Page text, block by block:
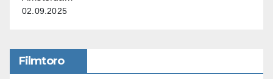
02.09.2025
Filmtoro